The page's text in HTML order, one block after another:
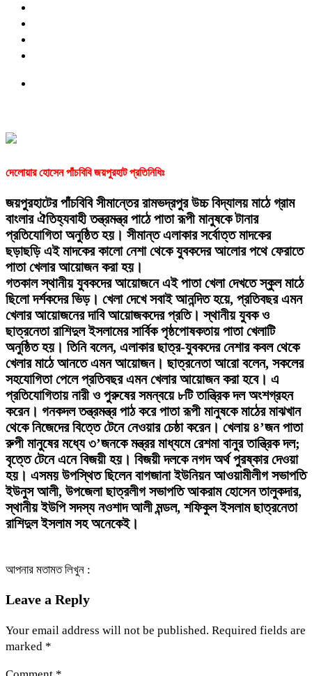
দেলোয়ার হোসেন পাঁচবিবি জয়পুরহাট প্রতিনিধিঃ
জয়পুরহাটের পাঁচবিবি সীমান্তের রামভদ্রপুর উচ্চ বিদ্যালয় মাঠে গ্রাম
বাংলার ঐতিহ্যবাহী তন্ত্রমন্ত্র পাঠে পাতা রূপী মানুষকে টানার
প্রতিযোগিতা অনুষ্ঠিত হয়। সীমান্ত এলাকার সর্বোত্ত মাদকের
ছড়াছড়ি এই মাদকের কালো নেশা থেকে যুবকদের আলোর পথে ফেরাতে
পাতা খেলার আয়োজন করা হয়।
গতকাল স্থানীয় যুবকদের আয়োজনে এই পাতা খেলা দেখতে স্কুল মাঠে
ছিলো দর্শকদের ভিড়। খেলা দেখে সবাই আনন্দিত হয়ে, প্রতিবছর এমন
খেলার আয়োজনের দাবি আয়োজকদের প্রতি। স্থানীয় যুবক ও
ছাত্রনেতা রাশিদুল ইসলামের সার্বিক পৃষ্ঠপোষকতায় পাতা খেলাটি
অনুষ্ঠিত হয়। তিনি বলেন, এলাকার ছাত্র-যুবকদের নেশার কবল থেকে
খেলার মাঠে আনতে এমন আয়োজন। ছাত্রনেতা আরো বলেন, সকলের
সহযোগিতা পেলে প্রতিবছর এমন খেলার আয়োজন করা হবে। এ
প্রতিযোগিতায় নারী ও পুরুষের সমন্বয়ে ৮টি তান্ত্রিক দল অংশগ্রহন
করেন। গনকদল তন্ত্রমন্ত্র পাঠ করে পাতা রূপী মানুষকে মাঠের মাঝখান
থেকে নিজেদের বিত্তে টেনে নেওয়ার চেষ্ঠা করেন। খেলায় ৪’জন পাতা
রুপী মানুষের মধ্যে ৩’জনকে মন্ত্রর মাধ্যমে রেশমা বানুর তান্ত্রিক দল;
বৃত্তে টেনে এনে বিজয়ী হয়। বিজয়ী দলকে নগদ অর্থ পুরষ্কার দেওয়া
হয়। এসময় উপস্থিত ছিলেন বাগজানা ইউনিয়ন আওয়ামীলীগ সভাপতি
ইউনুস আলী, উপজেলা ছাত্রলীগ সভাপতি আকরাম হোসেন তালুকদার,
স্থানীয় ইউপি সদস্য নওশাদ আলী মন্ডল, শফিকুল ইসলাম ছাত্রনেতা
রাশিদুল ইসলাম সহ অনেকেই।
আপনার মতামত লিখুন :
Leave a Reply
Your email address will not be published. Required fields are
marked *